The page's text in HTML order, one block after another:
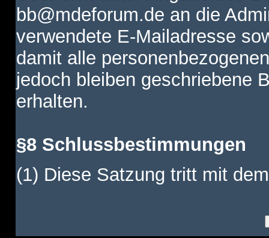
bb@mdeforum.de an die
verwendete E-Mailadresse
damit alle
jedoch bleiben geschriebene
erhalten.
§8 Schlussbestimmungen
(1) Diese Satzung tritt mit